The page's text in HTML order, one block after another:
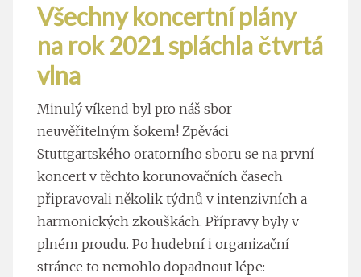
Všechny koncertní plány
na rok 2021 spláchla čtvrtá
vlna
Minulý víkend byl pro náš sbor
neuvěřitelným šokem! Zpěváci
Stuttgartského oratorního sboru se na první
koncert v těchto korunovačních časech
připravovali několik týdnů v intenzivních a
harmonických zkouškách. Přípravy byly v
plném proudu. Po hudební i organizační
stránce to nemohlo dopadnout lépe: